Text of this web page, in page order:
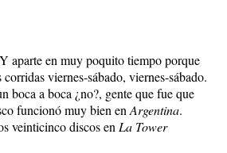
aparte en muy poquito tiempo porque
viernes-sábado, viernes-sábado.
boca a boca ¿no?, gente que fue que
funcionó muy bien enArgentina.
veinticinco discos enLa Tower